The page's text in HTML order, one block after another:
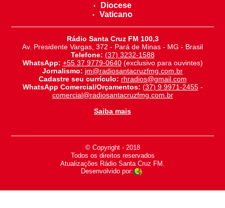
Diocese
Vaticano
Rádio Santa Cruz FM 100,3
Av. Presidente Vargas, 372 - Pará de Minas - MG - Brasil
Telefone: (37) 3232-1588
WhatsApp: +55 37 9779-0640(exclusivo para ouvintes)
Jornalismo: jm@radiosantacruzfmg.com.br
Cadastre seu currículo: rhradios@gmail.com
WhatsApp Comercial/Orçamentos: (37) 9 9971-2455-
comercial@radiosantacruzfmg.com.br
Saiba mais
© Copyright - 2018
-
Todos os direitos reservados
-
Atualizações Rádio Santa Cruz FM.
Desenvolvido por: